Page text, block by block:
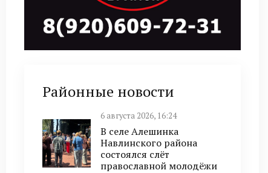
Районные новости
6 августа 2026, 16:24
В селе Алешинка
Навлинского района
состоялся слёт
православной молодёжи